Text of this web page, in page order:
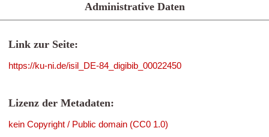
Administrative Daten
Link zur Seite:
https://ku-ni.de/isil_DE-84_digibib_00022450
Lizenz der Metadaten:
kein Copyright / Public domain (CC0 1.0)